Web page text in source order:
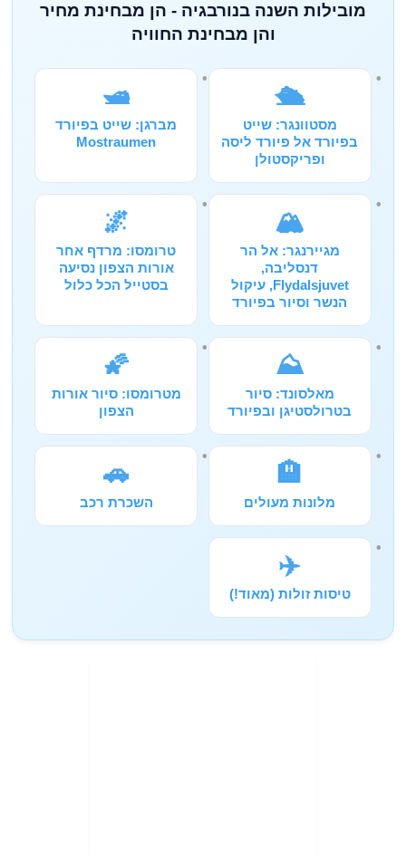
מובילות השנה בנורבגיה - הן מבחינת מחיר
והן מבחינת החוויה
🛳️
מסטוונגר: שייט
בפיורד אל פיורד ליסה
ופריקסטולן
🛥️
מברגן: שייט בפיורד
Mostraumen
🏔️
מגיירנגר: אל הר
דנסליבה,
Flydalsjuvet, עיקול
הנשר וסיור בפיורד
🌌
טרומסו: מרדף אחר
אורות הצפון נסיעה
בסטייל הכל כלול
⛰️
מאלסונד: סיור
בטרולסטיגן ובפיורד
🌠
מטרומסו: סיור אורות
הצפון
🏨
מלונות מעולים
🚗
השכרת רכב
✈️
טיסות זולות (מאוד!)